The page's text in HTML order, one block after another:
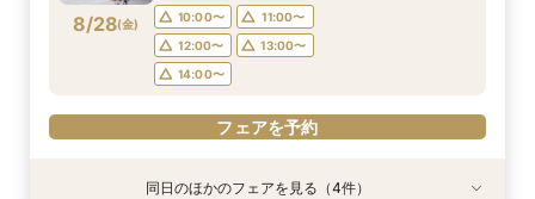
19:00〜
フェアを予約
14:00〜
フェアを予約
19:00〜
フェアを予約
フェアを予約
8/28(金) 10:00〜
11:00〜
12:00〜
13:00〜
14:00〜
フェアを予約
特典あり
特典あり
特典あり
特典あり同日のほかのフェアを見る（4件）